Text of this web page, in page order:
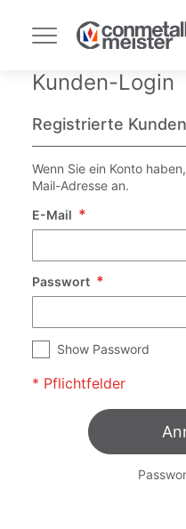
Navigation
umschalten
Kunden-Login
Registrierte Kunden
Wenn Sie ein Konto
Mail-Adresse an.
E-Mail
Passwort
Show Password